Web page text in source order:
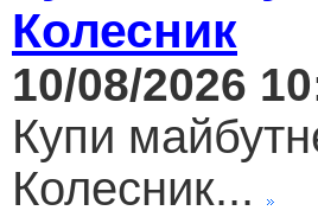
Колесник
10/08/2026
Купи
Колесник...